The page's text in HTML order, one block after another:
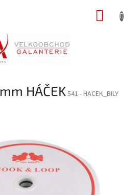
HÁČEK541 - HACEK_BILY